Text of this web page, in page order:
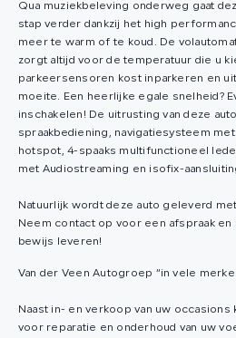
Qua muziekbeleving onderweg gaat
stap verder dankzij het high
meer te warm of te koud. De
zorgt altijd voor de temperatuur die u
parkeersensoren kost inparkeren en
moeite. Een heerlijke egale snelheid?
inschakelen! De uitrusting van deze
spraakbediening, navigatiesysteem
hotspot, 4-spaaks multifunctioneel
met Audiostreaming en isofix-
Natuurlijk wordt deze auto geleverd
Neem contact op voor een afspraak
bewijs leveren!
Van der Veen Autogroep “in vele
Naast in- en verkoop van uw
voor reparatie en onderhoud van uw